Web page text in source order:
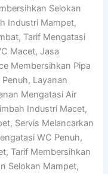
Selokan
Industri Mampet,
Tarif Mengatasi
Macet, Jasa
Membersihkan Pipa
Layanan
Mengatasi Air
Industri Macet,
Servis Melancarkan
WC Penuh,
Tarif Membersihkan
Selokan Mampet,